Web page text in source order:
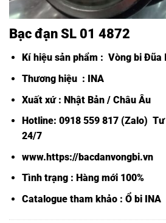
Bạc đạn SL 01 4872
Kí hiệu sản phẩm : Vòng bi Đũa
Thương hiệu : INA
Xuất xứ : Nhật Bản / Châu Âu
Hotline: 0918 559 817 (Zalo)
24/7
www.https://bacdanvongbi.vn
Tình trạng : Hàng mới 100%
Catalogue tham khảo : Ổ bi INA